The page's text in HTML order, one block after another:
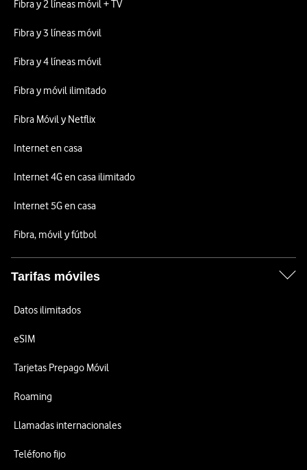
Fibra y 2 líneas móvil + TV
Fibra y 3 líneas móvil
Fibra y 4 líneas móvil
Fibra y móvil ilimitado
Fibra Móvil y Netflix
Internet en casa
Internet 4G en casa ilimitado
Internet 5G en casa
Fibra, móvil y fútbol
Tarifas móviles
Datos ilimitados
eSIM
Tarjetas Prepago Móvil
Roaming
Llamadas internacionales
Teléfono fijo